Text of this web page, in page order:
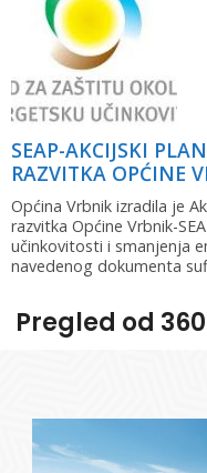
SEAP-AKCIJSKI
RAZVITKA OPĆINE
Općina Vrbnik izradila je
razvitka Općine Vrbnik-
učinkovitosti i smanjenja
navedenog dokumenta
Pregled od